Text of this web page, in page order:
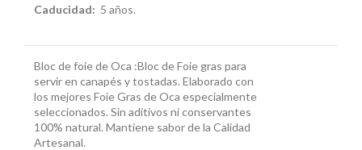
Caducidad: 5 años.
Bloc de foie de Oca :Bloc de Foie gras para
servir en canapés y tostadas. Elaborado con
los mejores Foie Gras de Oca especialmente
seleccionados. Sin aditivos ni conservantes
100% natural. Mantiene sabor de la Calidad
Artesanal.